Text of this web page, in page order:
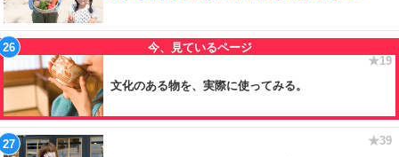
文化のある物を、実際に使ってみる。